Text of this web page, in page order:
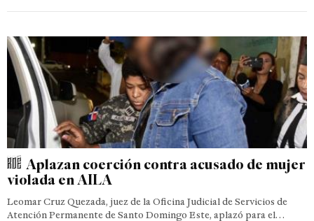
Aplazan coerción contra acusado de mujer
violada en AILA
Leomar Cruz Quezada, juez de la Oficina Judicial de Servicios de
Atención Permanente de Santo Domingo Este, aplazó para el…